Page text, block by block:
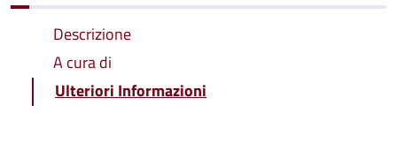
Descrizione
A cura di
Ulteriori Informazioni